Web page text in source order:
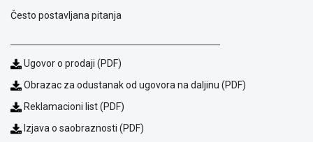
Način
plaćanja
Podrška
Opšti
uslovi
poslovanja
Često postavljana pitanja
Ugovor o prodaji (PDF)
Obrazac za odustanak od ugovora na daljinu (PDF)
Reklamacioni list (PDF)
Izjava o saobraznosti (PDF)